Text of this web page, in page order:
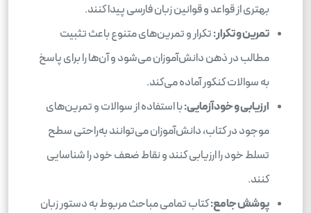
بهتری از قواعد و قوانین زبان فارسی پیدا کنند.
تمرین و تکرار:تکرار و تمرین‌های متنوع باعث تثبیت
مطالب در ذهن دانش‌آموزان می‌شود و آن‌ها را برای پاسخ
به سوالات کنکور آماده می‌کند.
ارزیابی و خودآزمایی:با استفاده از سوالات و تمرین‌های
موجود در کتاب، دانش‌آموزان می‌توانند به‌راحتی سطح
تسلط خود را ارزیابی کنند و نقاط ضعف خود را شناسایی
کنند.
پوشش جامع:کتاب تمامی مباحث مربوط به دستور زبان